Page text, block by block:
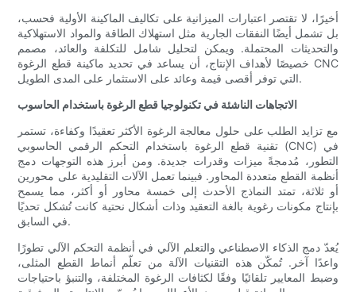
أخيرًا، لا تقتصر اعتبارات الميزانية على تكاليف الماكينة الأولية فحسب،
بل تشمل أيضًا النفقات الجارية مثل استهلاك الطاقة والمواد الاستهلاكية
والتحديثات المحتملة. ويمكن لتحليل شامل للتكلفة والعائد، مصمم
خصيصًا لأهداف الإنتاج، أن يساعد في تحديد ماكينة قطع الرغوة CNC
التي توفر أقصى قيمة وعائد على الاستثمار على المدى الطويل.
الاتجاهات الناشئة في تكنولوجيا قطع الرغوة باستخدام الحاسوب
مع تزايد الطلب على حلول معالجة الرغوة الأكثر تعقيدًا وكفاءة، تستمر
تقنية قطع الرغوة باستخدام التحكم الرقمي الحاسوبي (CNC) في
التطور، مُدمجةً ميزات وقدرات جديدة. ومن أبرز هذه التوجهات دمج
أنظمة القطع متعددة المحاور. فبينما تعمل الآلات التقليدية على محورين
أو ثلاثة، تمتد النماذج الأحدث إلى خمسة محاور أو أكثر، مما يسمح
بإنتاج مكونات رغوية بالغة التعقيد وذات أشكال نحتية كانت تُشكل تحديًا
في السابق.
يُعدّ دمج الذكاء الاصطناعي والتعلم الآلي في أنظمة التحكم الآلي تطورًا
واعدًا آخر. تُمكّن هذه التقنيات الآلة من تعلّم أنماط القطع المثلى،
وضبط المعايير تلقائيًا وفقًا لكثافات الرغوة المختلفة، والتنبؤ باحتياجات